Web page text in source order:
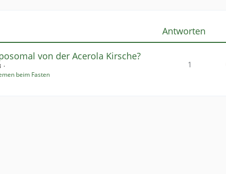
Antworten
von der Acerola Kirsche?
beim Fasten
1